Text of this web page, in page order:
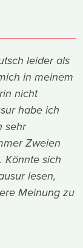
leider als
in meinem
nicht
habe ich
sehr
Zweien
Könnte sich
lesen,
Meinung zu